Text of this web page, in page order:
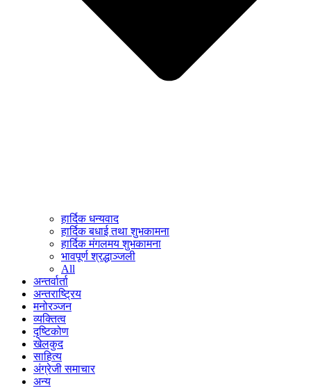
हार्दिक धन्यवाद
हार्दिक बधाई तथा शुभकामना
हार्दिक मंगलमय शुभकामना
भावपूर्ण श्रद्धाञ्जली
All
अन्तर्वार्ता
अन्तराष्ट्रिय
मनोरञ्जन
व्यक्तित्व
दृष्टिकोण
खेलकुद
साहित्य
अंग्रेजी समाचार
अन्य